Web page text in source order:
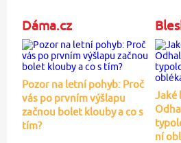
Dáma.cz
Pozor na letní pohyb: Proč
vás po prvním výšlapu
začnou bolet klouby a co s
tím?
Jaké
ní